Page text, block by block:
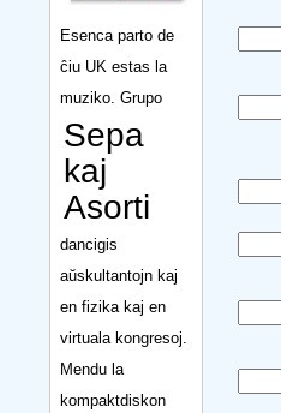
Esenca parto de
ĉiu UK estas la
muziko. Grupo
Sepa
kaj
Asorti
dancigis
aŭskultantojn kaj
en fizika kaj en
virtuala kongresoj.
Mendu la
kompaktdiskon